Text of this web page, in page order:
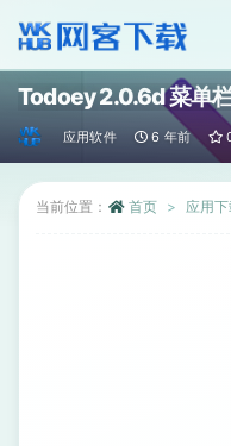
Todoey 2.0.6d 菜单
应用软件 6 年前
当前位置： 首页 应用
全部